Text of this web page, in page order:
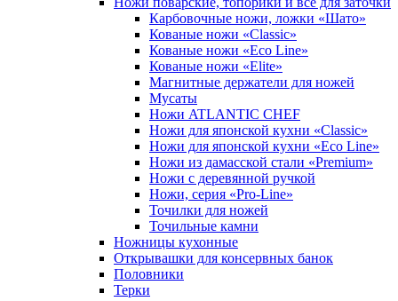
Карбовочные ножи, ложки «Шато»
Кованые ножи «Classic»
Кованые ножи «Eco Line»
Кованые ножи «Elite»
Магнитные держатели для ножей
Мусаты
Ножи ATLANTIC CHEF
Ножи для японской кухни «Classic»
Ножи для японской кухни «Eco Line»
Ножи из дамасской стали «Premium»
Ножи с деревянной ручкой
Ножи, серия «Pro-Line»
Точилки для ножей
Точильные камни
Ножницы кухонные
Открывашки для консервных банок
Половники
Терки